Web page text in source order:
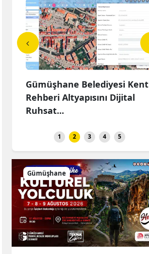
Gümüşhane Belediyesi Kent
Rehberi Altyapısını Dijital
Ruhsat...
1 2 3 4 5
Gümüşhane